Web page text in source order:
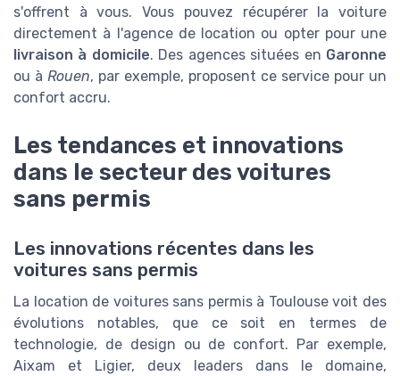
s'offrent à vous. Vous pouvez récupérer la voiture
directement à l'agence de location ou opter pour une
livraison à domicile. Des agences situées en Garonne
ou à Rouen, par exemple, proposent ce service pour un
confort accru.
Les tendances et innovations
dans le secteur des voitures
sans permis
Les innovations récentes dans les
voitures sans permis
La location de voitures sans permis à Toulouse voit des
évolutions notables, que ce soit en termes de
technologie, de design ou de confort. Par exemple,
Aixam et Ligier, deux leaders dans le domaine,